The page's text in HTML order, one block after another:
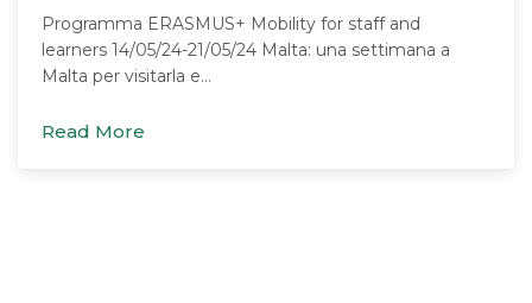
Programma ERASMUS+ Mobility for staff and
learners 14/05/24-21/05/24 Malta: una settimana a
Malta per visitarla e…
Read More